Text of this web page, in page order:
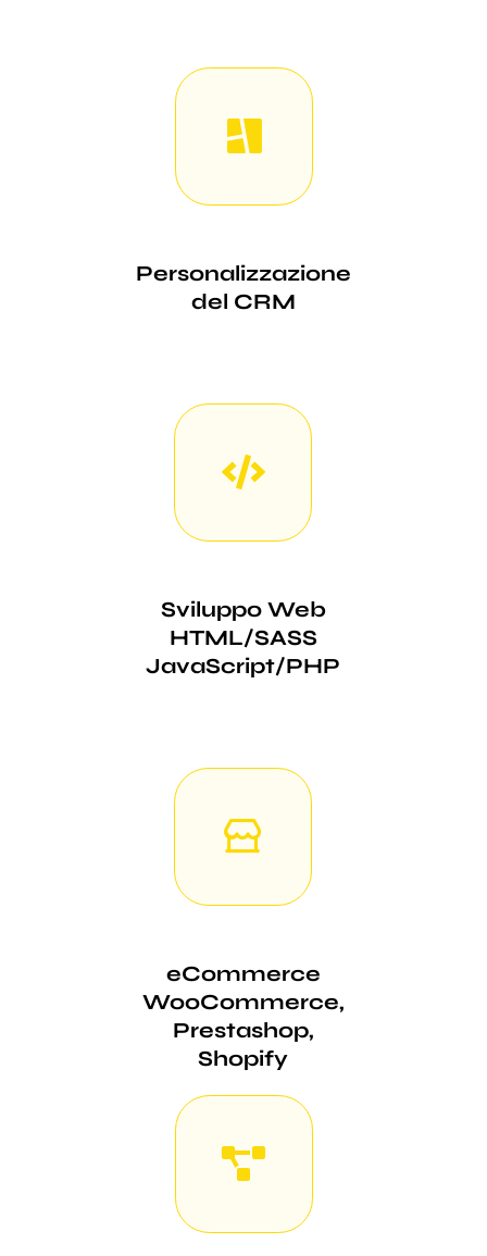
Personalizzazione
del CRM
Sviluppo Web
HTML/SASS
JavaScript/PHP
eCommerce
WooCommerce,
Prestashop,
Shopify